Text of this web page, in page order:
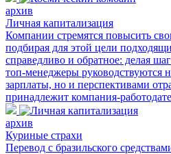
архив
Личная капитализация
Компании стремятся повысить
подбирая для этой цели
справедливо и обратное: делая
топ-менеджеры руководствуются
зарплаты, но и перспективами
принадлежит компания-
архив
Куриные страхи
Перевод с бразильского